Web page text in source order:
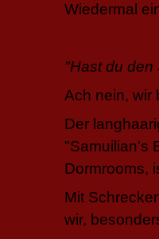
Wiedermal
"Hast du
Ach nein, wir
Der
"Samuilian's
Dormrooms,
Mit
wir,